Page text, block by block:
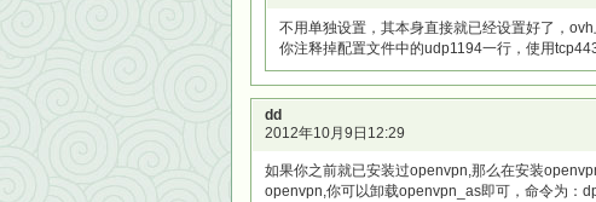
不用单独设置，其本身直接就已经设置好了，
你注释掉配置文件中的udp1194一行，使用
dd
2012年10月9日12:29
如果你之前就已安装过openvpn,那么在安装
openvpn,你可以卸载openvpn_as即可，命令为：